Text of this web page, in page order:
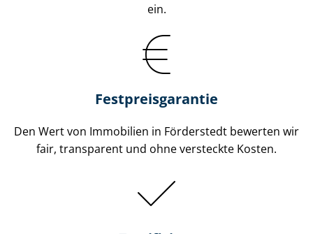
ein.
Festpreis​garantie
Den Wert von Immobilien in Förderstedt bewerten wir
fair, transparent und ohne versteckte Kosten.